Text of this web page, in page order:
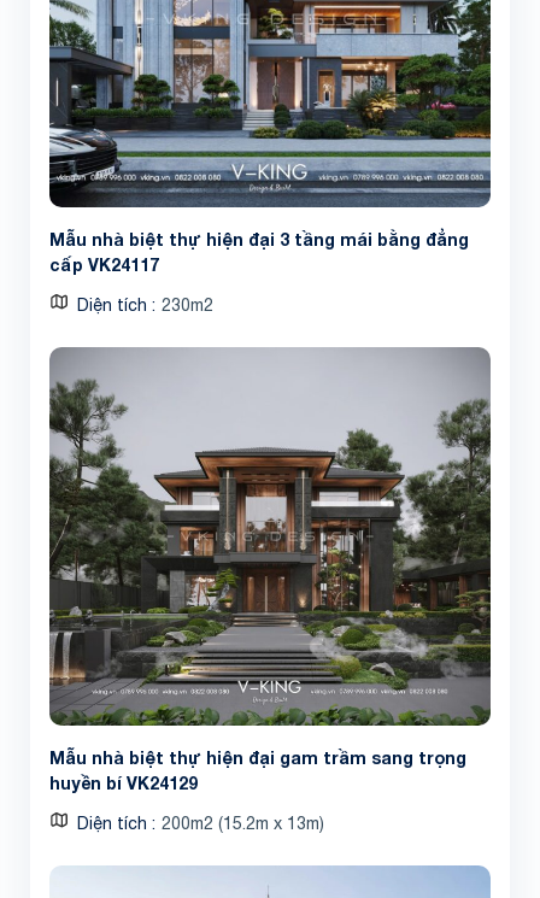
Share
Mẫu nhà biệt thự hiện đại 3 tầng mái bằng đẳng
cấp VK24117
Diện tích 230m2
Mẫu nhà biệt thự hiện đại gam trầm sang trọng
huyền bí VK24129
Diện tích 200m2 (15.2m x 13m)